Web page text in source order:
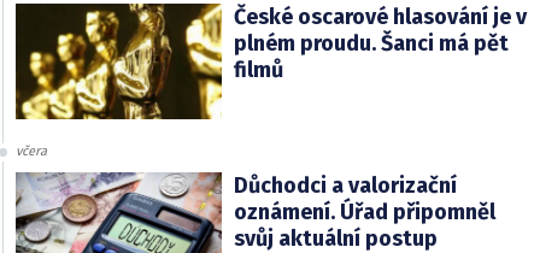
České oscarové hlasování je v
plném proudu. Šanci má pět
filmů
včera
Důchodci a valorizační
oznámení. Úřad připomněl
svůj aktuální postup